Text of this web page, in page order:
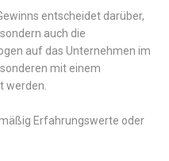
entscheidet darüber,
auch die
auf das Unternehmen im
mit einem
werden.
Erfahrungswerte oder